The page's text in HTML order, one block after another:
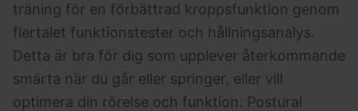
träning för en förbättrad kroppsfunktion genom
flertalet funktionstester och hållningsanalys.
Detta är bra för dig som upplever återkommande
smärta när du går eller springer, eller vill
optimera din rörelse och funktion. Postural